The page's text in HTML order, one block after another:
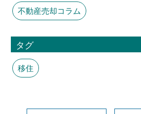
不動産売却コラム
タグ
移住